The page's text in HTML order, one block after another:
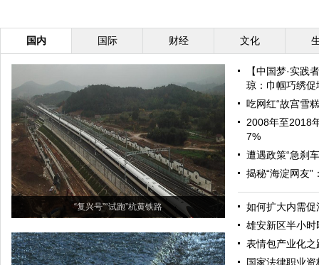
国内 国际 财经 文化
“复兴号”“试跑”杭黄铁路
【中国梦·实践
琼：巾帼巧绣促
吃网红“故宫雪
2008年至2018
7%
遭遇政策“急刹
揭秘“海淀网友
如何扩大内需促
雄安新区半小
表情包产业化
国家法律职业